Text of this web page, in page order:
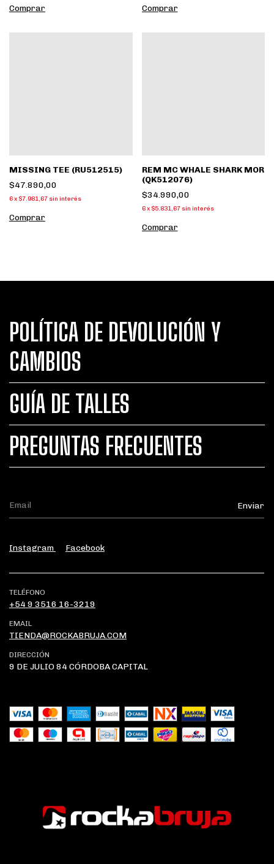
Comprar Comprar
MISSING TEE (RU512515)
$47.890,00
6x $7.981,67 sin interés
Comprar
REM MC WHALE SHARK MOR
(QK512076)
$34.990,00
6 x $5.831,67 sin interés
Comprar
POLÍTICA DE DEVOLUCIÓN Y
CAMBIOS
GUÍA DE TALLES
PREGUNTAS FRECUENTES
Instagram Facebook
TELÉFONO
+54 9 3516 16-3219
EMAIL
TIENDA@ROCKABRUJA.COM
DIRECCIÓN
9 DE JULIO 84 CÓRDOBA CAPITAL